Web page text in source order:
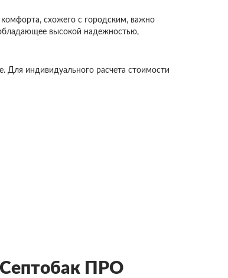
схожего с городским, важно
высокой надежностью,
Для индивидуального расчета стоимости
Септобак ПРО